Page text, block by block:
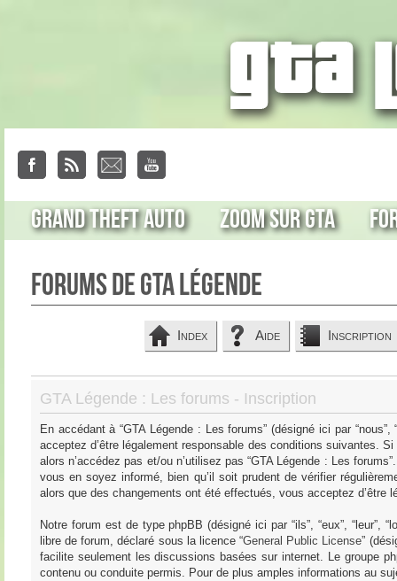
Grand Theft Auto Zoom sur GTA
Forums de GTA Légende
Index Aide Inscription
GTA Légende : Les forums - Inscription
En accédant à “GTA Légende : Les forums” (désigné ici par
acceptez d’être légalement responsable des conditions suivantes.
alors n’accédez pas et/ou n’utilisez pas “GTA Légende : Les
vous en soyez informé, bien qu’il soit prudent de vérifier
alors que des changements ont été effectués, vous acceptez
Notre forum est de type phpBB (désigné ici par “ils”, “eux”, “leur”,
libre de forum, déclaré sous la licence “General Public License”
facilite seulement les discussions basées sur internet. Le groupe
contenu ou conduite permis. Pour de plus amples informations au